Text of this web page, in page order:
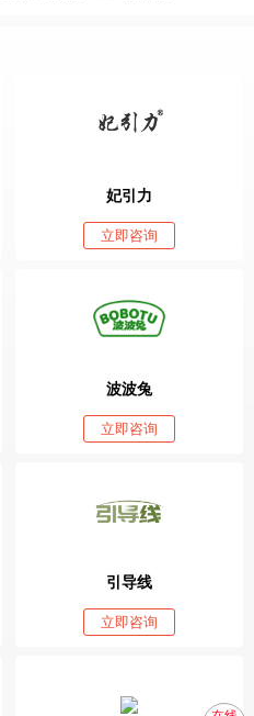
妃引力
立即咨询
波波兔
立即咨询
引导线
立即咨询